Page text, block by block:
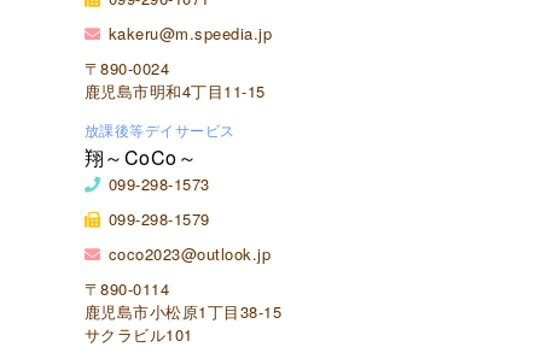
kakeru@m.speedia.jp
〒890-0024
鹿児島市明和4丁目11-15
放課後等デイサービス
翔～CoCo～
099-298-1573
099-298-1579
coco2023@outlook.jp
〒890-0114
鹿児島市小松原1丁目38-15
サクラビル101